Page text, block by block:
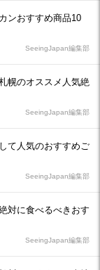
ンおすすめ商品10
SeeingJapan編集部
幌のオススメ人気絶
SeeingJapan編集部
て人気のおすすめご
SeeingJapan編集部
対に食べるべきおす
SeeingJapan編集部